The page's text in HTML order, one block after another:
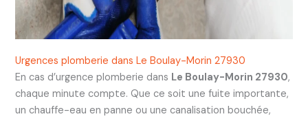
Urgences plomberie dans Le Boulay-Morin 27930
En cas d’urgence plomberie dans Le Boulay-Morin 27930,
chaque minute compte. Que ce soit une fuite importante,
un chauffe-eau en panne ou une canalisation bouchée,